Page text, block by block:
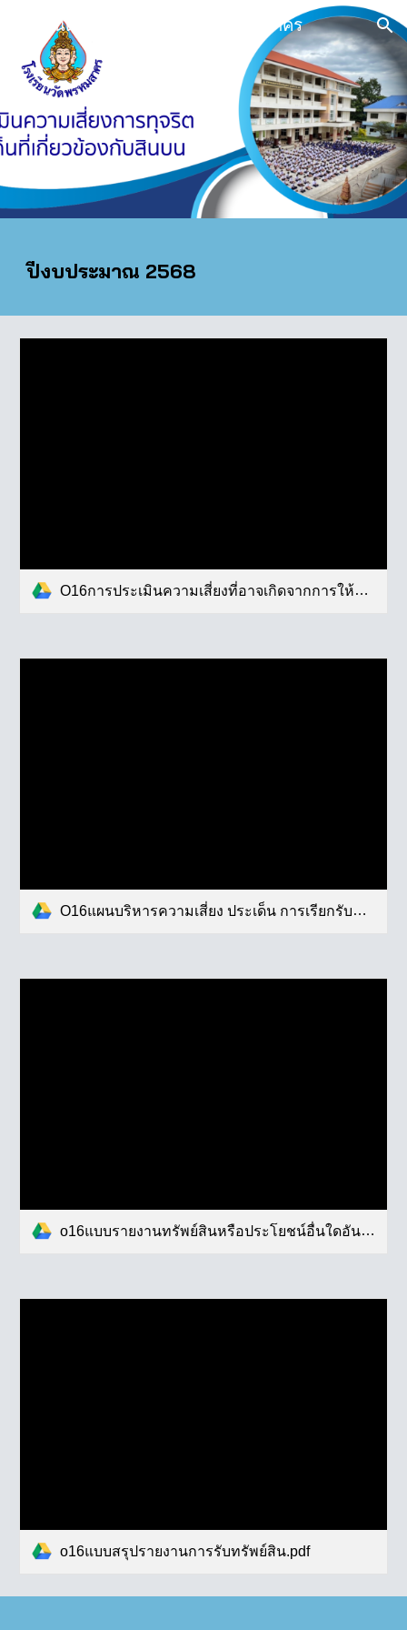
Skip to main content Skip to navigation
ยินดีต้อนรับสู่โรงเรียนวัดพรหมสาคร
ปีงบประมาณ 2568
O16การประเมินความเสี่ยงที่อาจเกิดจากการให้หรือรับสินบน2568 (1).pdf
O16แผนบริหารความเสี่ยง ประเด็น การเรียกรับสินบน.pdf
o16แบบรายงานทรัพย์สินหรือประโยชน์อื่นใดอันอาจคำนวณเป็นเงินได้.pdf
o16แบบสรุปรายงานการรับทรัพย์สิน.pdf